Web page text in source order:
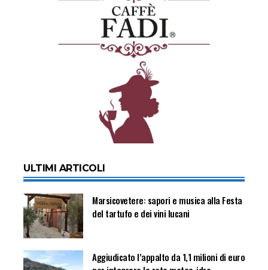
ULTIMI ARTICOLI
Marsicovetere: sapori e musica alla Festa
del tartufo e dei vini lucani
Aggiudicato l’appalto da 1,1 milioni di euro